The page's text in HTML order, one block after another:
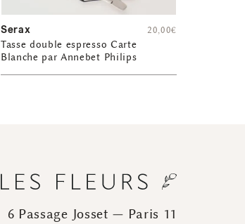
Serax
Tasse double espresso Carte
Blanche par Annebet Philips
20,00€
6 Passage Josset — Paris 11